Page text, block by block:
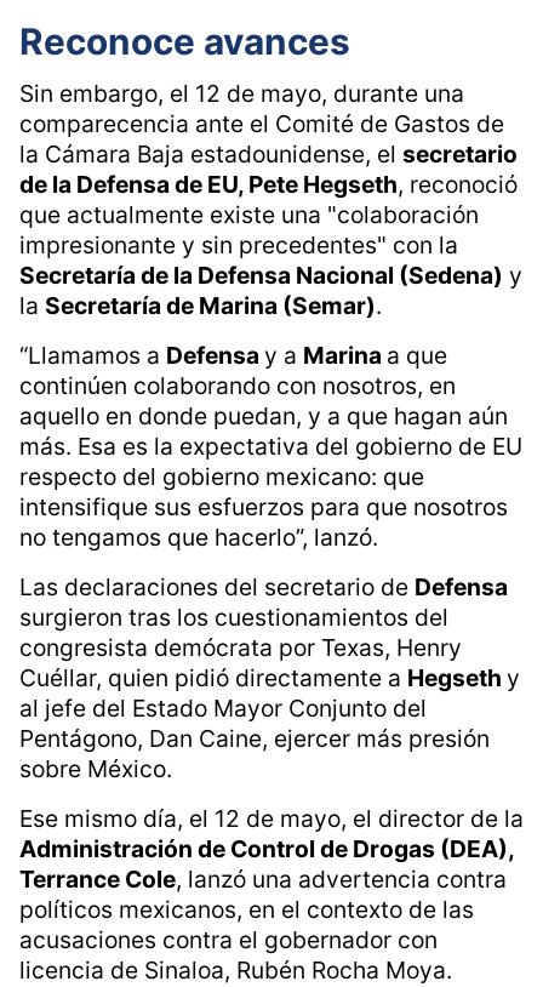
Reconoce avances
Sin embargo, el 12 de mayo, durante una
comparecencia ante el Comité de Gastos de
la Cámara Baja estadounidense, el secretario
de la Defensa de EU, Pete Hegseth, reconoció
que actualmente existe una "colaboración
impresionante y sin precedentes" con la
Secretaría de la Defensa Nacional (Sedena) y
la Secretaría de Marina (Semar).
“Llamamos a Defensa y a Marina a que
continúen colaborando con nosotros, en
aquello en donde puedan, y a que hagan aún
más. Esa es la expectativa del gobierno de EU
respecto del gobierno mexicano: que
intensifique sus esfuerzos para que nosotros
no tengamos que hacerlo”, lanzó.
Las declaraciones del secretario de Defensa
surgieron tras los cuestionamientos del
congresista demócrata por Texas, Henry
Cuéllar, quien pidió directamente a Hegseth y
al jefe del Estado Mayor Conjunto del
Pentágono, Dan Caine, ejercer más presión
sobre México.
Ese mismo día, el 12 de mayo, el director de la
Administración de Control de Drogas (DEA),
Terrance Cole, lanzó una advertencia contra
políticos mexicanos, en el contexto de las
acusaciones contra el gobernador con
licencia de Sinaloa, Rubén Rocha Moya.